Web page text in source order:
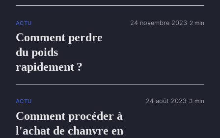
ACTU
Comment perdre
du poids
rapidement ?
24 novembre 2023 2 min
ACTU
Comment procéder à
l'achat de chanvre en
24 août 2023 3 min